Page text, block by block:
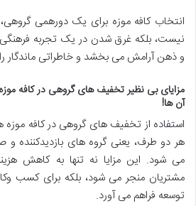
انتخاب کافه موزه برای یک دورهمی
نیست، بلکه غرق شدن در یک تجربه
و ذهن آرامش می بخشد و خاطراتی ماندگار
مزایای بی نظیر تخفیف های گروهی در کافه
آن ها!
استفاده از تخفیف های گروهی در کافه
هر دو طرف، یعنی گروه های بازدیدکننده
می شود. این مزایا نه تنها به کاهش
مشتریان منجر می شود، بلکه برای کسب
توسعه فراهم می آورد.